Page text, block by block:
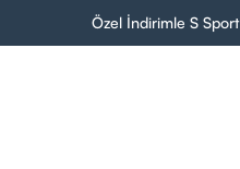
Özel İndirimle S